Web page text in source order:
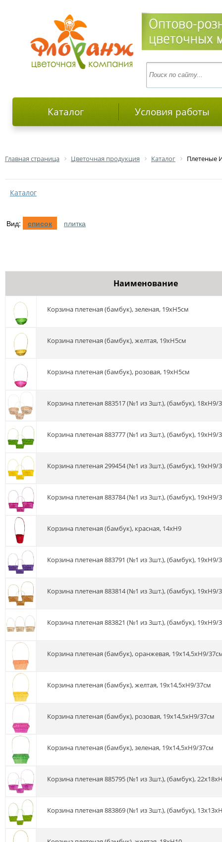
Каталог Условия работы
Главная страница Цветочная продукция Каталог Плетеные
Каталог
Вид: список плитка
Наименование
Корзина плетеная (бамбук), зеленая, 19xH5см
Корзина плетеная (бамбук), желтая, 19xH5см
Корзина плетеная (бамбук), розовая, 19xH5см
Корзина плетеная 883517 (№1 из 3шт.), (бамбук), 18xH9/
Корзина плетеная 883777 (№1 из 3шт.), (бамбук), 19xH9/
Корзина плетеная 299454 (№1 из 3шт.), (бамбук), 19xH9/
Корзина плетеная 883784 (№1 из 3шт.), (бамбук), 19xH9/
Корзина плетеная (бамбук), красная, 14хH9
Корзина плетеная 883791 (№1 из 3шт.), (бамбук), 19xH9/
Корзина плетеная 883814 (№1 из 3шт.), (бамбук), 19xH9/
Корзина плетеная 883821 (№1 из 3шт.), (бамбук), 19xH9/
Корзина плетеная (бамбук), оранжевая, 19x14,5хH9/
Корзина плетеная (бамбук), желтая, 19x14,5хH9/37см
Корзина плетеная (бамбук), розовая, 19x14,5хH9/37см
Корзина плетеная (бамбук), зеленая, 19x14,5хH9/37см
Корзина плетеная 885795 (№1 из 3шт.), (бамбук),
Корзина плетеная 883869 (№1 из 3шт.), (бамбук),